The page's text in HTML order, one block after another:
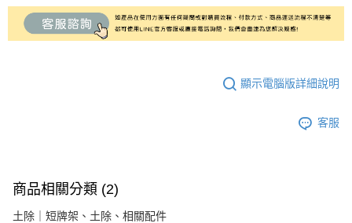
顯示電腦版詳細說明
客服
商品相關分類 (2)
土除｜短牌架、土除、相關配件